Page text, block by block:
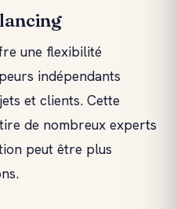
une flexibilité
indépendants
et clients. Cette
de nombreux experts
peut être plus